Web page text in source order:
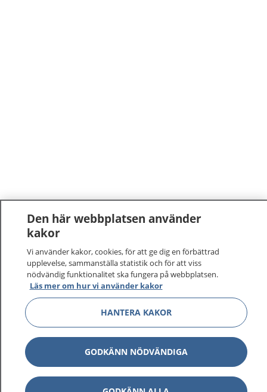
Den här webbplatsen använder
kakor
Vi använder kakor, cookies, för att ge dig en förbättrad
upplevelse, sammanställa statistik och för att viss
nödvändig funktionalitet ska fungera på webbplatsen.
Läs mer om hur vi använder kakor
HANTERA KAKOR
GODKÄNN NÖDVÄNDIGA